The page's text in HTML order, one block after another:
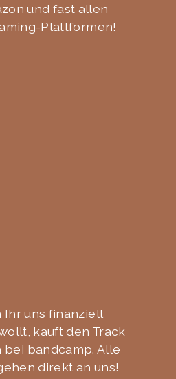
und fast allen
Plattformen!
Ihr uns finanziell
kauft den Track
bei bandcamp. Alle
direkt an uns!